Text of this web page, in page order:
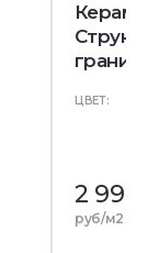
гранит)
ЦВЕТ:
2 990
руб/м2